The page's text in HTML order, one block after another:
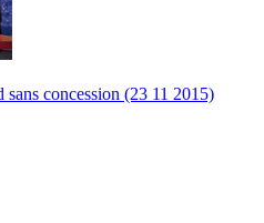
concession (23 11 2015)